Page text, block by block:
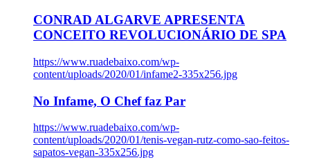
CONRAD ALGARVE APRESENTA
CONCEITO REVOLUCIONÁRIO DE SPA
https://www.ruadebaixo.com/wp-
content/uploads/2020/01/infame2-335x256.jpg
No Infame, O Chef faz Par
https://www.ruadebaixo.com/wp-
content/uploads/2020/01/tenis-vegan-rutz-como-sao-feitos-
sapatos-vegan-335x256.jpg